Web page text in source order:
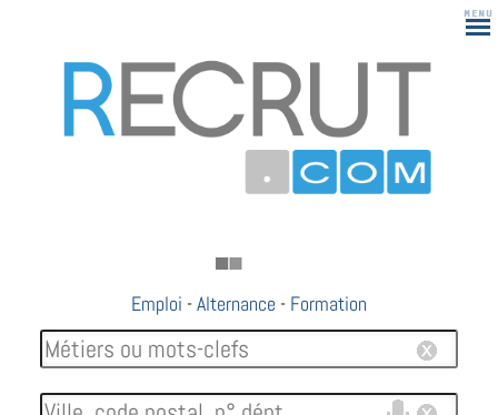
Emploi -Alternance - Formation